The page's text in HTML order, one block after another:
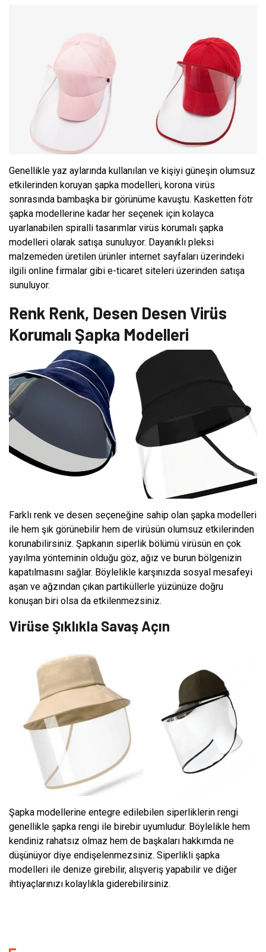
Genellikle yaz aylarında kullanılan ve kişiyi güneşin olumsuz
etkilerinden koruyan şapka modelleri, korona virüs
sonrasında bambaşka bir görünüme kavuştu. Kasketten fötr
şapka modellerine kadar her seçenek için kolayca
uyarlanabilen spiralli tasarımlar virüs korumalı şapka
modelleri olarak satışa sunuluyor. Dayanıklı pleksi
malzemeden üretilen ürünler internet sayfaları üzerindeki
ilgili online firmalar gibi e-ticaret siteleri üzerinden satışa
sunuluyor.
Renk Renk, Desen Desen Virüs
Korumalı Şapka Modelleri
Farklı renk ve desen seçeneğine sahip olan şapka modelleri
ile hem şık görünebilir hem de virüsün olumsuz etkilerinden
korunabilirsiniz. Şapkanın siperlik bölümü virüsün en çok
yayılma yönteminin olduğu göz, ağız ve burun bölgenizin
kapatılmasını sağlar. Böylelikle karşınızda sosyal mesafeyi
aşan ve ağzından çıkan partiküllerle yüzünüze doğru
konuşan biri olsa da etkilenmezsiniz.
Virüse Şıklıkla Savaş Açın
Şapka modellerine entegre edilebilen siperliklerin rengi
genellikle şapka rengi ile birebir uyumludur. Böylelikle hem
kendiniz rahatsız olmaz hem de başkaları hakkımda ne
düşünüyor diye endişelenmezsiniz. Siperlikli şapka
modelleri ile denize girebilir, alışveriş yapabilir ve diğer
ihtiyaçlarınızı kolaylıkla giderebilirsiniz.